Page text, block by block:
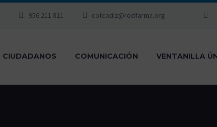
956 211 811 cofcadiz@redfarma.org
CIUDADANOS COMUNICACIÓN VENTANILLA